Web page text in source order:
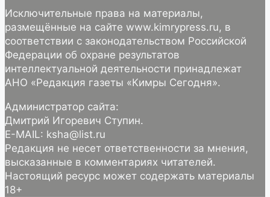
Исключительные права на материалы,
размещённые на сайте www.kimrypress.ru, в
соответствии с законодательством Российской
Федерации об охране результатов
интеллектуальной деятельности принадлежат
АНО «Редакция газеты «Кимры Сегодня».
Администратор сайта:
Дмитрий Игоревич Ступин.
E-MAIL: ksha@list.ru
Редакция не несет ответственности за мнения,
высказанные в комментариях читателей.
Настоящий ресурс может содержать материалы
18+